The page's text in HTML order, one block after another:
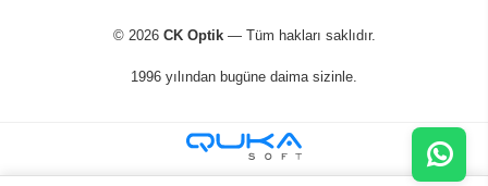
© 2026 CK Optik— Tüm hakları saklıdır.
1996 yılından bugüne daima sizinle.